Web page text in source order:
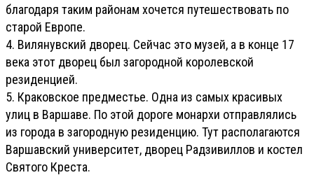
благодаря таким районам хочется путешествовать по
старой Европе.
4. Вилянувский дворец. Сейчас это музей, а в конце 17
века этот дворец был загородной королевской
резиденцией.
5. Краковское предместье. Одна из самых красивых
улиц в Варшаве. По этой дороге монархи отправлялись
из города в загородную резиденцию. Тут располагаются
Варшавский университет, дворец Радзивиллов и костел
Святого Креста.